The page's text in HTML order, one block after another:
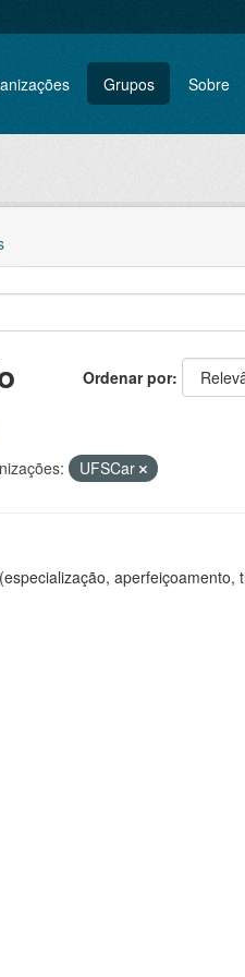
Grupos Sobre
Ordenar por
UFSCar
aperfeiçoamento,